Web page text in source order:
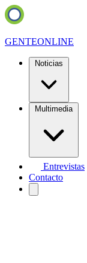
GENTEONLINE
Noticias
Multimedia
Entrevistas
Contacto